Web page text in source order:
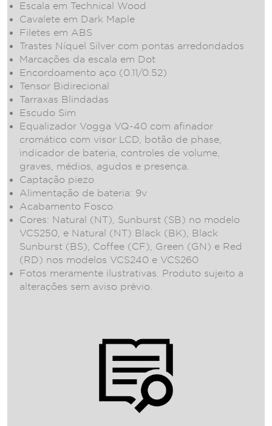
Escala em Technical Wood
Cavalete em Dark Maple
Filetes em ABS
Trastes Níquel Silver com pontas arredondados
Marcações da escala em Dot
Encordoamento aço (0.11/0.52)
Tensor Bidirecional
Tarraxas Blindadas
Escudo Sim
Equalizador Vogga VQ-40 com afinador
cromático com visor LCD, botão de phase,
indicador de bateria, controles de volume,
graves, médios, agudos e presença.
Captação piezo
Alimentação de bateria: 9v
Acabamento Fosco
Cores: Natural (NT), Sunburst (SB) no modelo
VCS250, e Natural (NT) Black (BK), Black
Sunburst (BS), Coffee (CF), Green (GN) e Red
(RD) nos modelos VCS240 e VCS260
Fotos meramente ilustrativas. Produto sujeito a
alterações sem aviso prévio.